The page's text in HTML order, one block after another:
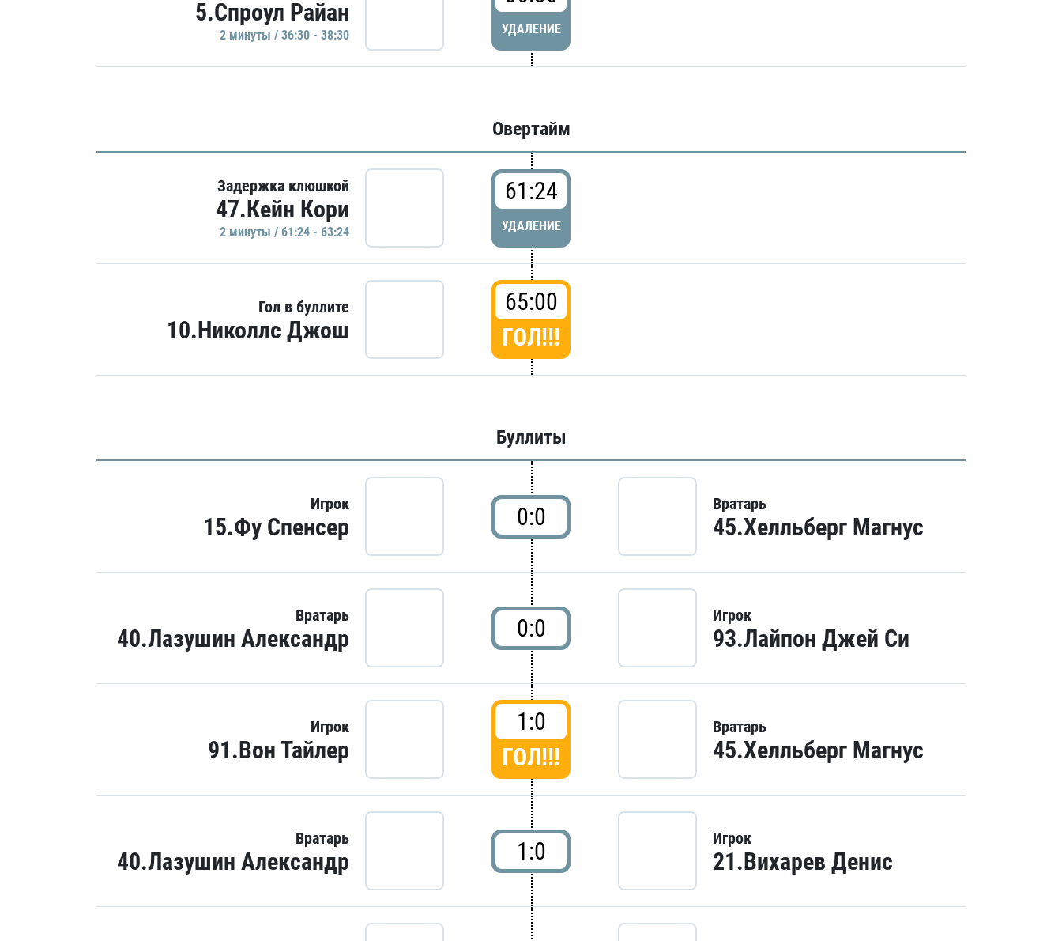
5.Спроул Райан
2 минуты / 36:30 - 38:30 УДАЛЕНИЕ
Овертайм
Задержка клюшкой
47.Кейн Кори
2 минуты / 61:24 - 63:24
61:24
УДАЛЕНИЕ
Гол в буллите
10.Николлс Джош
65:00
ГОЛ!!!
Буллиты
Игрок
15.Фу Спенсер 0:0 Вратарь
45.Хелльберг Магнус
Вратарь
40.Лазушин Александр 0:0 Игрок
93.Лайпон Джей Си
Игрок
91.Вон Тайлер
1:0
ГОЛ!!!
Вратарь
45.Хелльберг Магнус
Вратарь
40.Лазушин Александр 1:0 Игрок
21.Вихарев Денис